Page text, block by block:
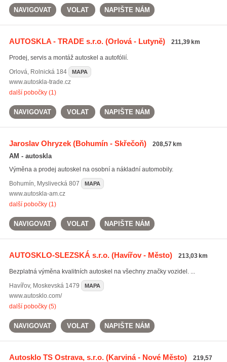
NAVIGOVAT VOLAT NAPIŠTE NÁM
AUTOSKLA - TRADE s.r.o.(Orlová - Lutyně) 211,39 km
Prodej, servis a montáž autoskel a autofólií.
Orlová, Rolnická 184 MAPA
www.autoskla-trade.cz
další pobočky (1)
NAVIGOVAT VOLAT NAPIŠTE NÁM
Jaroslav Ohryzek(Bohumín - Skřečoň) 208,57 km
AM - autoskla
Výměna a prodej autoskel na osobní a nákladní automobily.
Bohumín, Myslivecká 807 MAPA
www.autoskla-am.cz
další pobočky (1)
NAVIGOVAT VOLAT NAPIŠTE NÁM
AUTOSKLO-SLEZSKÁ s.r.o.(Havířov - Město) 213,03 km
Bezplatná výměna kvalitních autoskel na všechny značky vozidel. ...
Havířov, Moskevská 1479 MAPA
www.autosklo.com/
další pobočky (5)
NAVIGOVAT VOLAT NAPIŠTE NÁM
Autosklo TS Ostrava, s.r.o.(Karviná - Nové Město)
219,57